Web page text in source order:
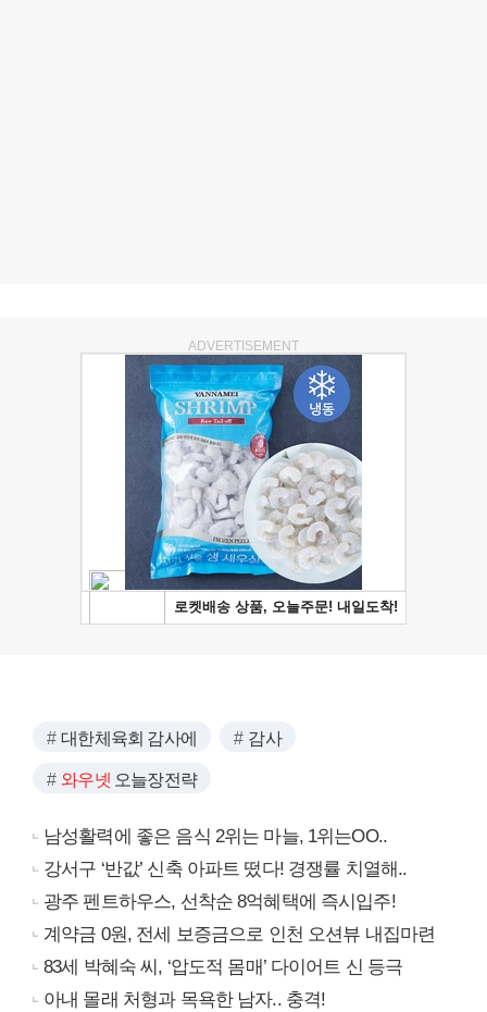
ADVERTISEMENT
대한체육회 감사에 감사
와우넷 오늘장전략
남성활력에 좋은 음식 2위는 마늘, 1위는OO..
강서구 ‘반값’ 신축 아파트 떴다! 경쟁률 치열해..
광주 펜트하우스, 선착순 8억혜택에 즉시입주!
계약금 0원, 전세 보증금으로 인천 오션뷰 내집마련
83세 박혜숙 씨, ‘압도적 몸매’ 다이어트 신 등극
아내 몰래 처형과 목욕한 남자.. 충격!